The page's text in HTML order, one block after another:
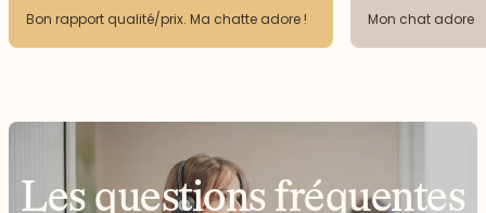
Bon rapport qualité/prix. Ma chatte adore ! Mon chat adore
Les questions fréquentes